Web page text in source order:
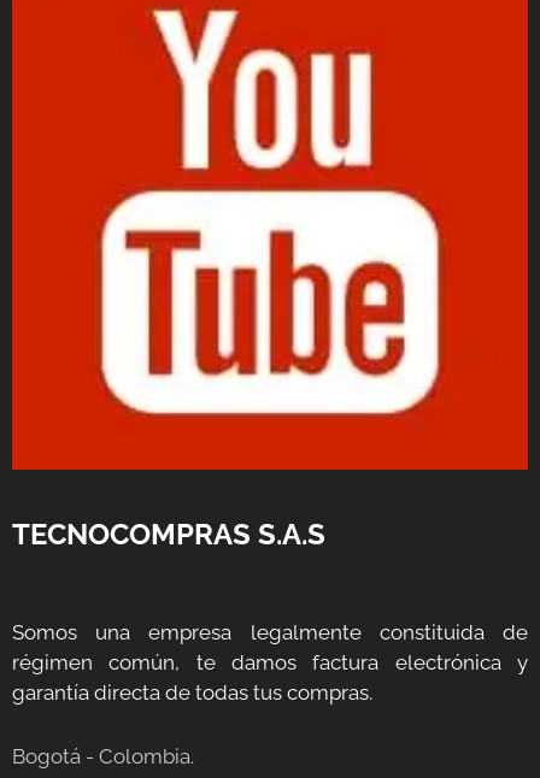
TECNOCOMPRAS S.A.S
Somos una empresa legalmente constituida de
régimen común, te damos factura electrónica y
garantía directa de todas tus compras.
Bogotá - Colombia.